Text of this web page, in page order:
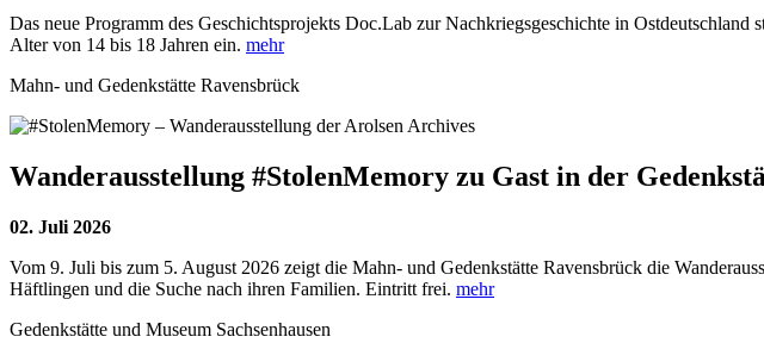
Das neue Programm des Geschichtsprojekts Doc.Lab zur Nachkriegsgeschichte in
Alter von 14 bis 18 Jahren ein. mehr
Mahn- und Gedenkstätte Ravensbrück
Wanderausstellung #StolenMemory zu Gast in der
02. Juli 2026
Vom 9. Juli bis zum 5. August 2026 zeigt die Mahn- und Gedenkstätte Ravensbrück die
Häftlingen und die Suche nach ihren Familien. Eintritt frei. mehr
Gedenkstätte und Museum Sachsenhausen